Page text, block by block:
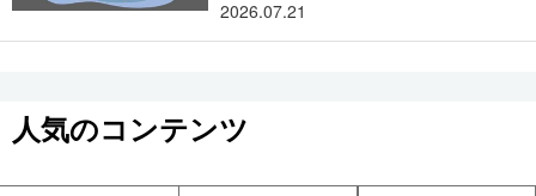
2026.07.21
人気のコンテンツ